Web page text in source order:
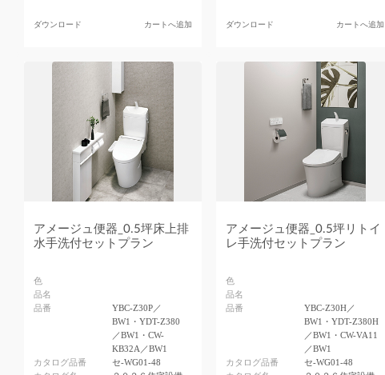
ダウンロード カートへ追加 ダウンロード カートへ追加
アメージュ便器_0.5坪床上排
水手洗付セットプラン
色
品名
品番
YBC-Z30P／
BW1・YDT-Z380
／BW1・CW-
KB32A／BW1
カタログ品番
セ-WG01-48
アメージュ便器_0.5坪リトイ
レ手洗付セットプラン
色
品名
品番
YBC-Z30H／
BW1・YDT-Z380H
／BW1・CW-VA11
／BW1
カタログ品番
セ-WG01-48